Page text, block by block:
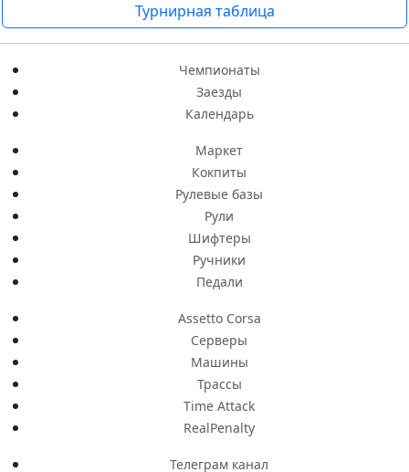
Турнирная таблица
Чемпионаты
Заезды
Календарь
Маркет
Кокпиты
Рулевые базы
Рули
Шифтеры
Ручники
Педали
Assetto Corsa
Серверы
Машины
Трассы
Time Attack
RealPenalty
Телеграм канал